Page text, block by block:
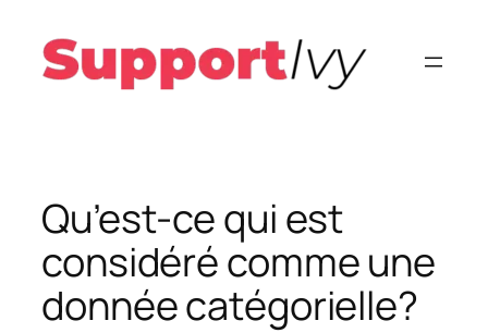
contenu
Qu’est-ce qui est
considéré comme une
donnée catégorielle?